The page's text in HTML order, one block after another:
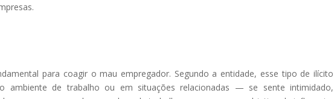
para coagir o mau empregador. Segundo a entidade, esse tipo de ilícito
de trabalho ou em situações relacionadas — se sente intimidado,